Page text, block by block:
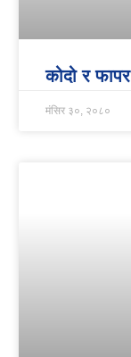
कोदो र
मंसिर ३०, २०८०